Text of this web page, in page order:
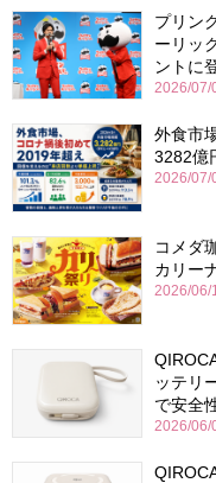
プリン
ーリッ
ントに
2026/07/
外食市
3282億
2026/07/
コメダ
カリー
2026/06/
ッテリ
で安全
2026/06/